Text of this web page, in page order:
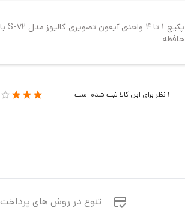
پکیج 1 تا 4 واحدی آیفون تصویری کالیوز مدل S-72 با
حافظه
1 نظر برای این کالا ثبت شده است
تنوع در روش های پرداخت